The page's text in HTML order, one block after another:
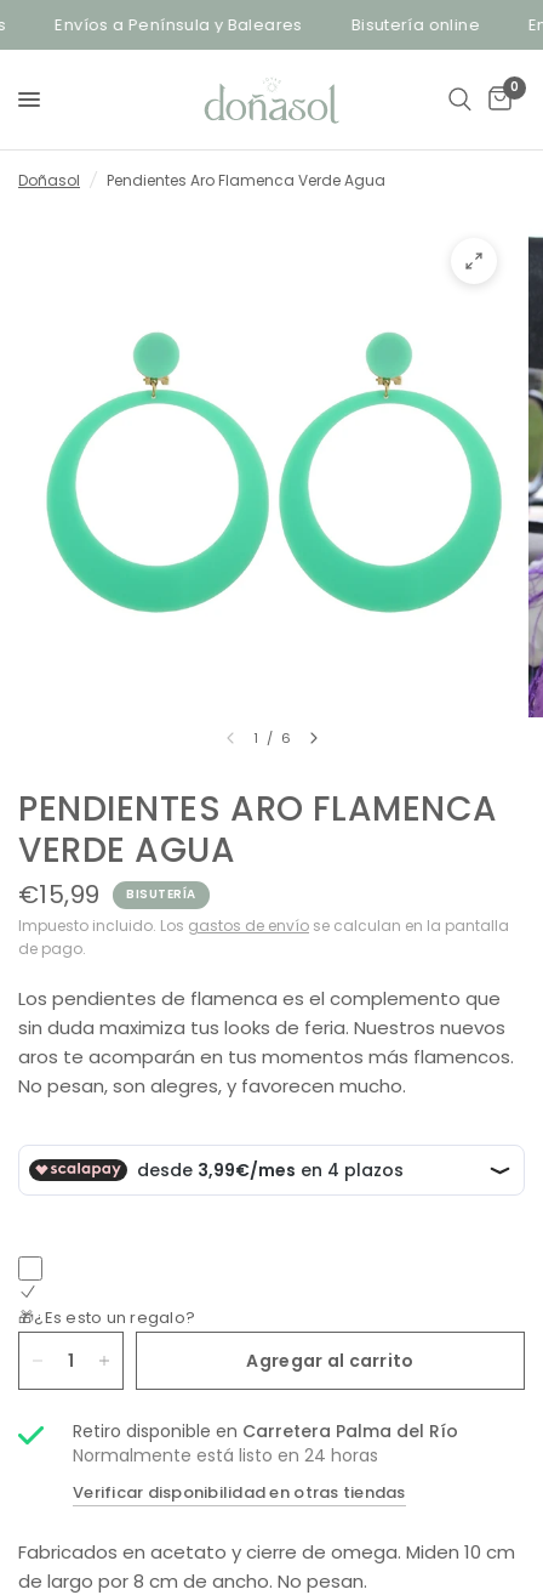
Envíos a Península y Baleares Bisutería online
0
Doñasol / Pendientes Aro Flamenca Verde Agua
1 / 6
PENDIENTES ARO FLAMENCA
VERDE AGUA
€15,99 BISUTERÍA
Impuesto incluido. Los gastos de envío se calculan en la pantalla
de pago.
Los pendientes de flamenca es el complemento que
sin duda maximiza tus looks de feria. Nuestros nuevos
aros te acomparán en tus momentos más flamencos.
No pesan, son alegres, y favorecen mucho.
🎁¿Es esto un regalo?
Agregar al carrito
Retiro disponible en Carretera Palma del Río
Normalmente está listo en 24 horas
Verificar disponibilidad en otras tiendas
Fabricados en acetato y cierre de omega. Miden 10 cm
de largo por 8 cm de ancho. No pesan.